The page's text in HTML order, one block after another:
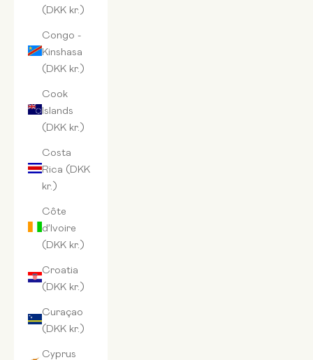
(DKK kr.)
Congo -
Kinshasa
(DKK kr.)
Cook
Islands
(DKK kr.)
Costa
Rica (DKK
kr.)
Côte
d’Ivoire
(DKK kr.)
Croatia
(DKK kr.)
Curaçao
(DKK kr.)
Cyprus